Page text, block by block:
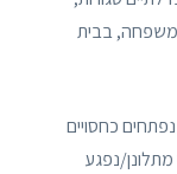
משפחה, בבית
כחסויים
מתלונן/נפגע